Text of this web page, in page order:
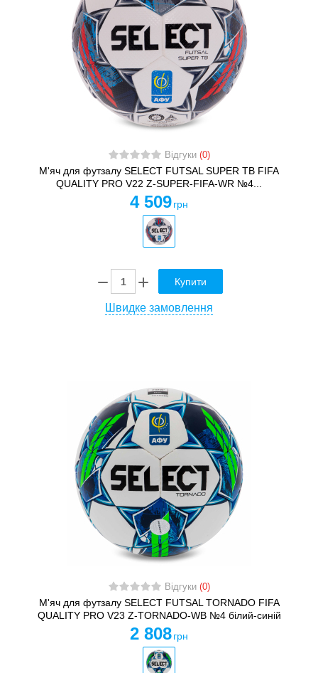
Відгуки (0)
М'яч для футзалу SELECT FUTSAL SUPER TB FIFA
QUALITY PRO V22 Z-SUPER-FIFA-WR №4...
4 509 грн
Купити
Швидке замовлення
Відгуки (0)
М'яч для футзалу SELECT FUTSAL TORNADO FIFA
QUALITY PRO V23 Z-TORNADO-WB №4 білий-синій
2 808 грн